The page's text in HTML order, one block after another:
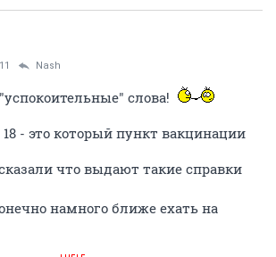
Nash
слова!
- это который пункт вакцинации
что выдают такие справки
намного ближе ехать на